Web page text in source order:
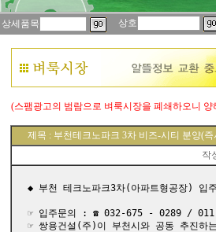
상세품목 상호
(스팸광고의 범람으로 벼룩시장을 폐쇄하오니
제목 : 부천테크노파크 3차 비즈-시티 분양(
작
◆ 부천 테크노파크3차(아파트형공장) 입
☞ 입주문의 : ☎ 032-675 - 0289 /
☞ 쌍용건설(주)이 부천시와 공동 추진